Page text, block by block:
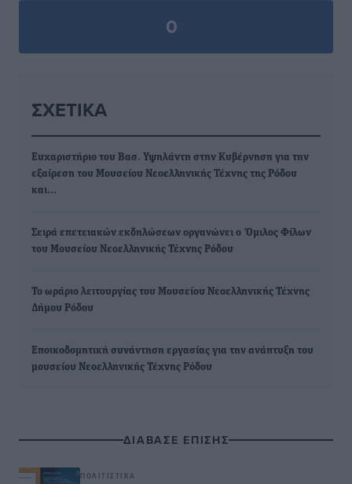
0
ΣΧΕΤΙΚΆ
Ευχαριστήριο του Βασ. Υψηλάντη στην Κυβέρνηση για την
εξαίρεση του Μουσείου Νεοελληνικής Τέχνης της Ρόδου
και…
Σειρά επετειακών εκδηλώσεων οργανώνει ο Όμιλος Φίλων
του Μουσείου Νεοελληνικής Τέχνης Ρόδου
Το ωράριο λειτουργίας του Μουσείου Νεοελληνικής Τέχνης
Δήμου Ρόδου
Εποικοδομητική συνάντηση εργασίας για την ανάπτυξη του
μουσείου Νεοελληνικής Τέχνης Ρόδου
ΔΙΑΒΑΣΕ ΕΠΙΣΗΣ
ΠΟΛΙΤΙΣΤΙΚΆ